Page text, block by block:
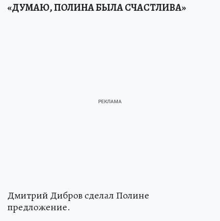
«ДУМАЮ, ПОЛИНА БЫЛА СЧАСТЛИВА»
Дмитрий Дибров сделал Полине
предложение.